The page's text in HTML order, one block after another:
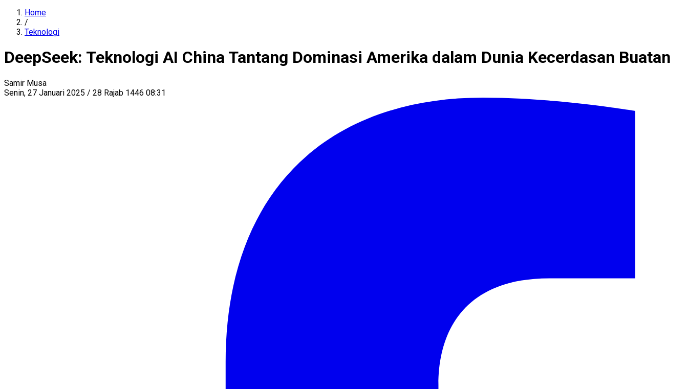
Home
/
Teknologi
DeepSeek: Teknologi AI China Tantang Dominasi Amerika dalam Dunia Kecerdasan Buatan
Samir Musa
Senin, 27 Januari 2025 / 28 Rajab 1446 08:31